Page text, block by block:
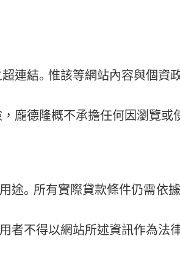
連結。惟該等網站內容與個資
龐德隆概不承擔任何因瀏覽或
途。所有實際貸款條件仍需依
不得以網站所述資訊作為法